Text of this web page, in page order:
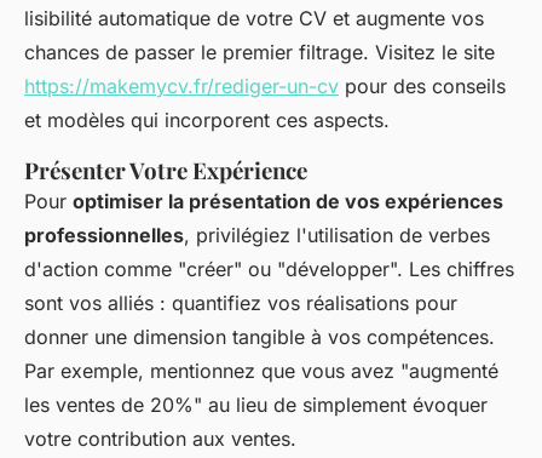
lisibilité automatique de votre CV et augmente vos
chances de passer le premier filtrage. Visitez le site
https://makemycv.fr/rediger-un-cv pour des conseils
et modèles qui incorporent ces aspects.
Présenter Votre Expérience
Pour optimiser la présentation de vos expériences
professionnelles, privilégiez l'utilisation de verbes
d'action comme "créer" ou "développer". Les chiffres
sont vos alliés : quantifiez vos réalisations pour
donner une dimension tangible à vos compétences.
Par exemple, mentionnez que vous avez "augmenté
les ventes de 20%" au lieu de simplement évoquer
votre contribution aux ventes.